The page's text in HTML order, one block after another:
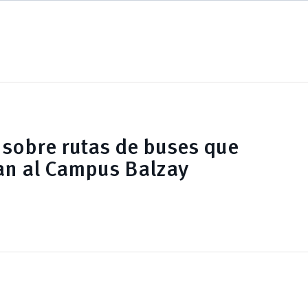
rutas de buses que
al Campus Balzay